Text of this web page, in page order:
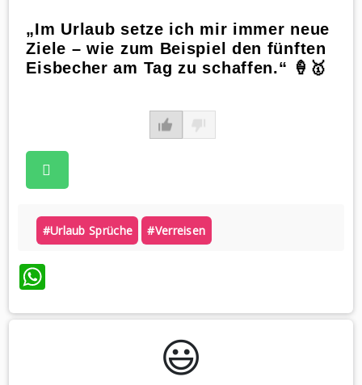
„Im Urlaub setze ich mir immer neue
Ziele – wie zum Beispiel den fünften
Eisbecher am Tag zu schaffen.“ 🍦🥇
#urlaub Sprüche #verreisen
WhatsApp
😃️